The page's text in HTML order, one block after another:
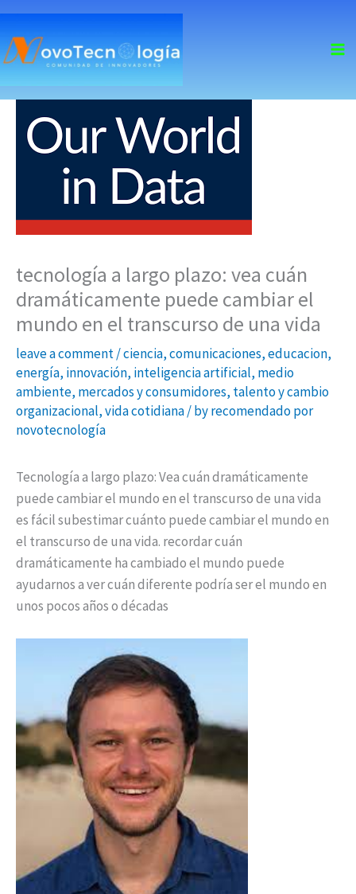
skip
content
tecnología a largo plazo: vea cuán
dramáticamente puede cambiar el
mundo en el transcurso de una vida
leave a comment/ciencia,comunicaciones,educacion,
energía, innovación, inteligencia artificial, medio
ambiente, mercados y consumidores, talento y cambio
organizacional,vida cotidiana/ byrecomendado por
novotecnología
Tecnología a largo plazo: Vea cuán dramáticamente
puede cambiar el mundo en el transcurso de una vida
es fácil subestimar cuánto puede cambiar el mundo en
el transcurso de una vida. recordar cuán
dramáticamente ha cambiado el mundo puede
ayudarnos a ver cuán diferente podría ser el mundo en
unos pocos años o décadas